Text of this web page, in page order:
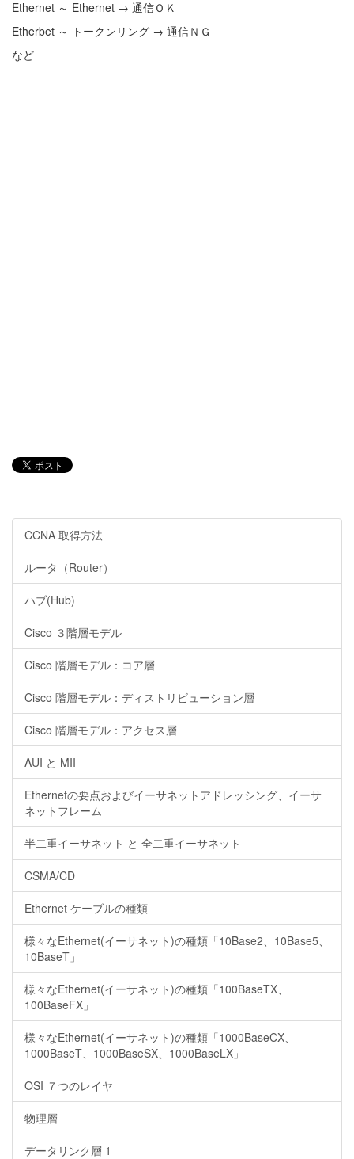
Ethernet ～ Ethernet → 通信ＯＫ
Etherbet ～ トークンリング → 通信ＮＧ
など
CCNA 取得方法
ルータ（Router）
ハブ(Hub)
Cisco ３階層モデル
Cisco 階層モデル：コア層
Cisco 階層モデル：ディストリビューション層
Cisco 階層モデル：アクセス層
AUI と MII
Ethernetの要点およびイーサネットアドレッシング、イーサ
ネットフレーム
半二重イーサネット と 全二重イーサネット
CSMA/CD
Ethernet ケーブルの種類
様々なEthernet(イーサネット)の種類「10Base2、10Base5、
10BaseT」
様々なEthernet(イーサネット)の種類「100BaseTX、
100BaseFX」
様々なEthernet(イーサネット)の種類「1000BaseCX、
1000BaseT、1000BaseSX、1000BaseLX」
OSI ７つのレイヤ
物理層
データリンク層 1